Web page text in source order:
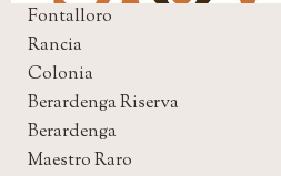
Fontalloro
Rancia
Colonia
Berardenga Riserva
Berardenga
Maestro Raro